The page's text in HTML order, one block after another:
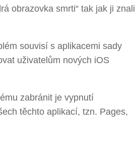
obrazovka smrti“ tak jak ji znali
souvisí s aplikacemi sady
uživatelům nových iOS
zabránit je vypnutí
těchto aplikací, tzn. Pages,